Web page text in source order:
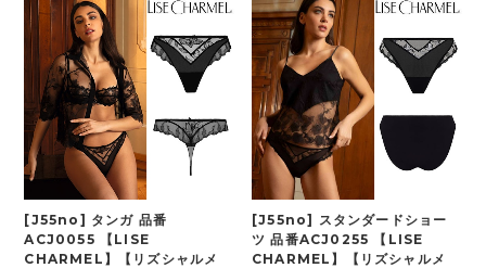
[J55no] タンガ 品番
ACJ0055 【LISE
CHARMEL】【リズシャルメ
[J55no] スタンダードショー
ツ 品番ACJ0255 【LISE
CHARMEL】【リズシャルメ